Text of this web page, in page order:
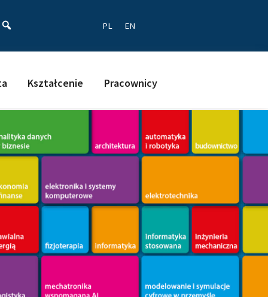
PL EN
Kształcenie Pracownicy